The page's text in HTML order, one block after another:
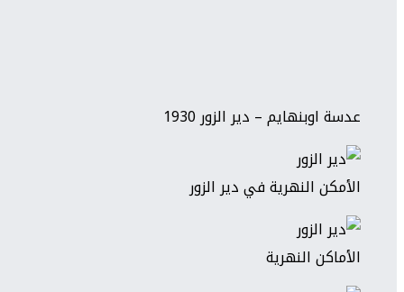
عدسة اوبنهايم – دير الزور 1930
الأمكن النهرية في دير الزور
الأماكن النهرية